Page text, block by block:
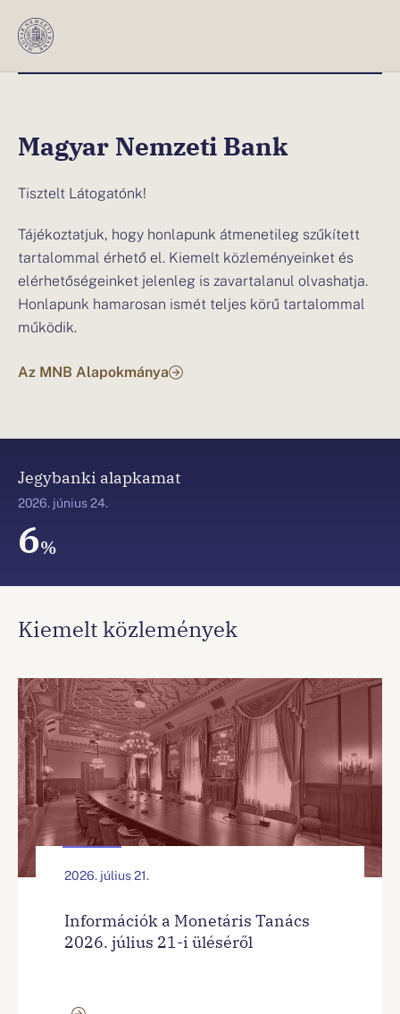
Magyar Nemzeti Bank
Tisztelt Látogatónk!
Tájékoztatjuk, hogy honlapunk átmenetileg szűkített
tartalommal érhető el. Kiemelt közleményeinket és
elérhetőségeinket jelenleg is zavartalanul olvashatja.
Honlapunk hamarosan ismét teljes körű tartalommal
működik.
Az MNB Alapokmánya
Jegybanki alapkamat
2026. június 24.
6%
Kiemelt közlemények
2026. július 21.
Információk a Monetáris Tanács
2026. július 21-i üléséről